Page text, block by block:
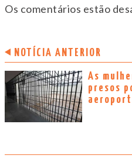
Os comentários estão
NOTÍCIA ANTERIOR
As
presos